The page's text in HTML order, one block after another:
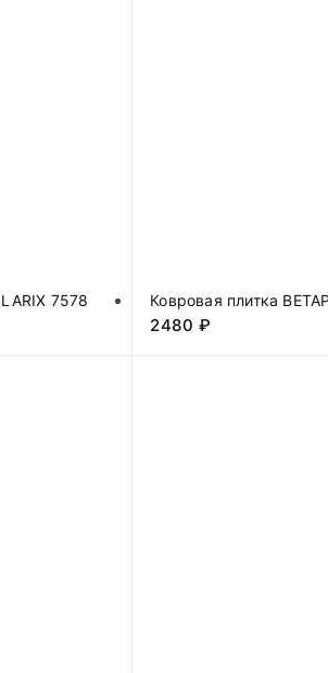
7578 Ковровая плитка
2480 ₽